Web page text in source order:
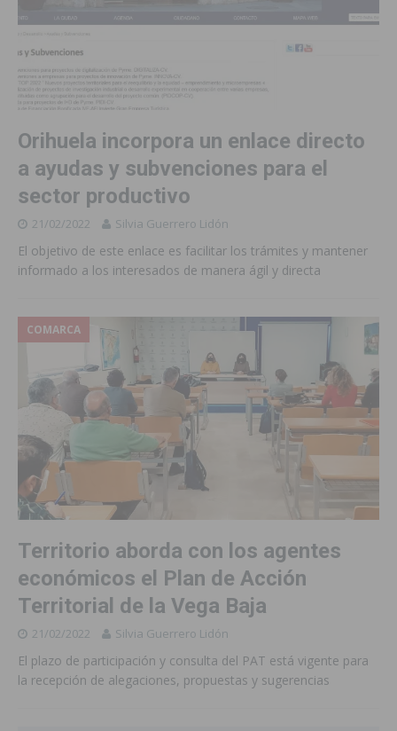
Orihuela incorpora un enlace directo
a ayudas y subvenciones para el
sector productivo
21/02/2022 Silvia Guerrero Lidón
El objetivo de este enlace es facilitar los trámites y mantener
informado a los interesados de manera ágil y directa
COMARCA
Territorio aborda con los agentes
económicos el Plan de Acción
Territorial de la Vega Baja
21/02/2022 Silvia Guerrero Lidón
El plazo de participación y consulta del PAT está vigente para
la recepción de alegaciones, propuestas y sugerencias